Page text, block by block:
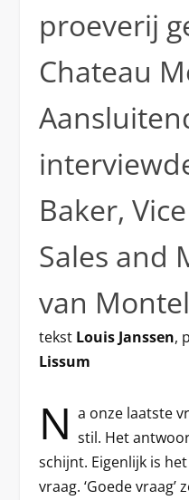
proeverij
Chateau
Baker,
Sales and
van
tekst Louis Janssen,
Lissum
N a onze laatste
stil. Het
schijnt. Eigenlijk is
vraag. ‘Goede vraag’